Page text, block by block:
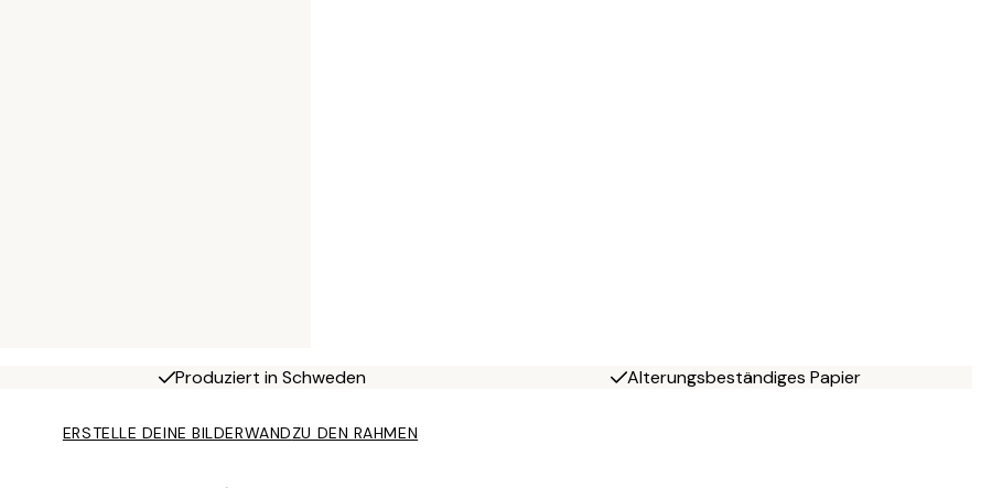
Produziert in Schweden Alterungsbeständiges Papier
ERSTELLE DEINE BILDERWANDZU DEN RAHMEN